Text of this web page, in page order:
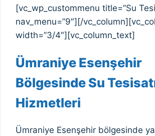
[vc_wp_custommenu title=”Su
nav_menu=”9″][/
width=”3/4″][vc_column_text]
Ümraniye Esenşehir
Bölgesinde Su
Hizmetleri
Ümraniye Esenşehir bölgesinde